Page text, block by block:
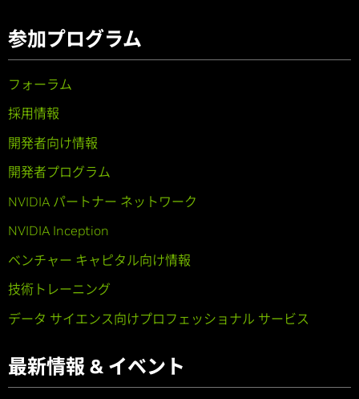
参加プログラム
フォーラム
採用情報
開発者向け情報
開発者プログラム
NVIDIA パートナー ネットワーク
NVIDIA Inception
ベンチャー キャピタル向け情報
技術トレーニング
データ サイエンス向けプロフェッショナル サービス
最新情報 & イベント